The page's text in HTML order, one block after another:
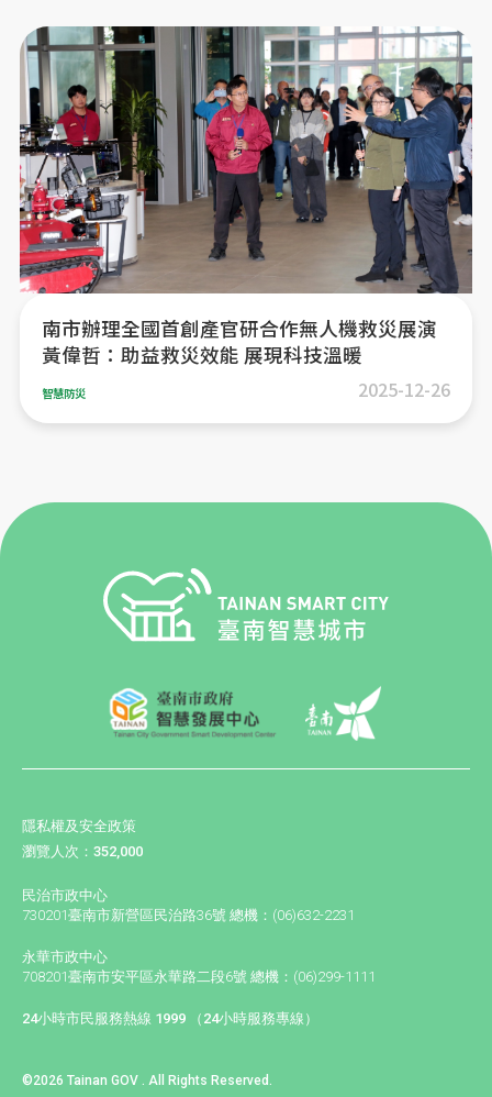
南市辦理全國首創產官研合作無人機救災展演
黃偉哲：助益救災效能 展現科技溫暖
智慧防災 2025-12-26
隱私權及安全政策
瀏覽人次：352,000
民治市政中心
730201臺南市新營區民治路36號 總機：(06)632-2231
永華市政中心
708201臺南市安平區永華路二段6號 總機：(06)299-1111
24小時市民服務熱線 1999 （24小時服務專線）
©2026 Tainan GOV . All Rights Reserved.